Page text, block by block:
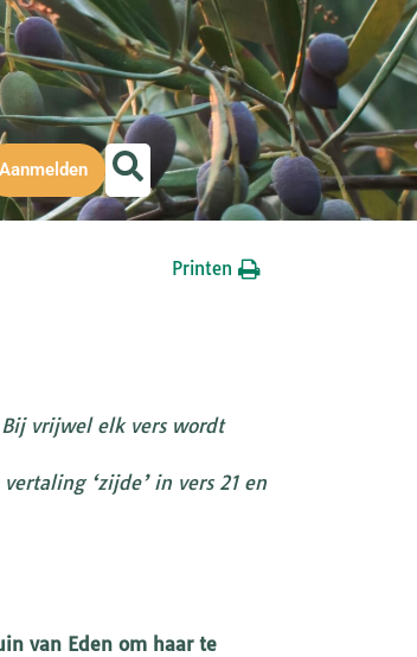
Aanmelden
Printen
vrijwel elk vers wordt
‘zijde’ in vers 21 en
van Eden om haar te